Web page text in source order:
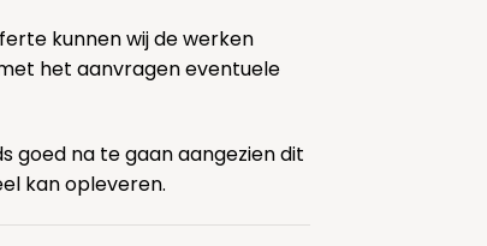
kunnen wij de werken
het aanvragen eventuele
goed na te gaan aangezien dit
kan opleveren.